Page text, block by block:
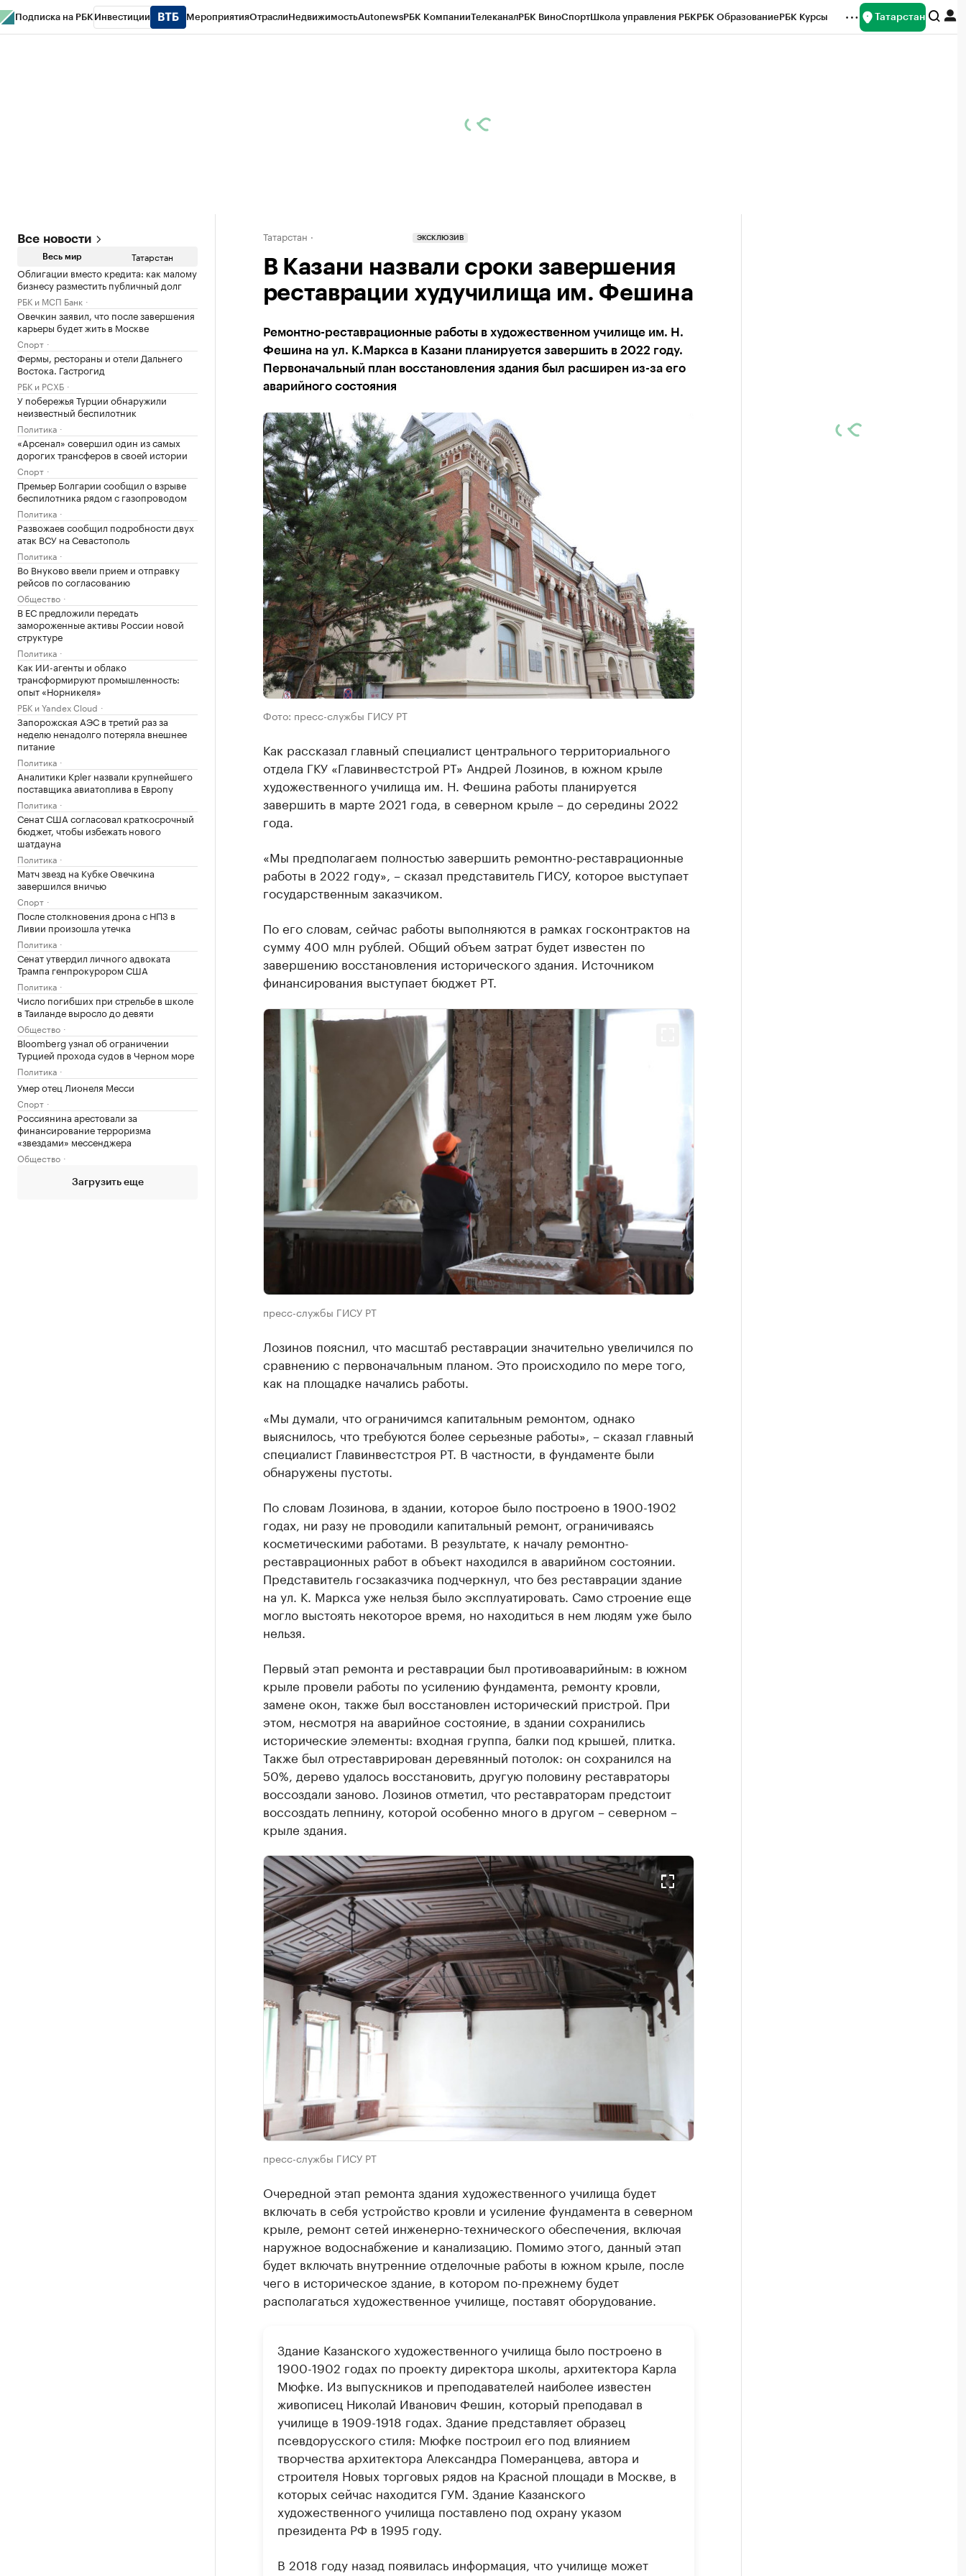
Подписка на РБК Инвестиции МероприятияОтраслиНедвижимостьAutonewsРБК КомпанииТелеканалРБК ВиноСпортШкола управления РБКРБК ОбразованиеРБК Курсы Татарстан
Все новости
Весь мир Татарстан
Облигации вместо кредита: как малому
бизнесу разместить публичный долг
РБК и МСП Банк
Овечкин заявил, что после завершения
карьеры будет жить в Москве
Спорт
Фермы, рестораны и отели Дальнего
Востока. Гастрогид
РБК и РСХБ
У побережья Турции обнаружили
неизвестный беспилотник
Политика
«Арсенал» совершил один из самых
дорогих трансферов в своей истории
Спорт
Премьер Болгарии сообщил о взрыве
беспилотника рядом с газопроводом
Политика
Развожаев сообщил подробности двух
атак ВСУ на Севастополь
Политика
Во Внуково ввели прием и отправку
рейсов по согласованию
Общество
В ЕС предложили передать
замороженные активы России новой
структуре
Политика
Как ИИ-агенты и облако
трансформируют промышленность:
опыт «Норникеля»
РБК и Yandex Cloud
Запорожская АЭС в третий раз за
неделю ненадолго потеряла внешнее
питание
Политика
Аналитики Kpler назвали крупнейшего
поставщика авиатоплива в Европу
Политика
Сенат США согласовал краткосрочный
бюджет, чтобы избежать нового
шатдауна
Политика
Матч звезд на Кубке Овечкина
завершился вничью
Спорт
После столкновения дрона с НПЗ в
Ливии произошла утечка
Политика
Сенат утвердил личного адвоката
Трампа генпрокурором США
Политика
Число погибших при стрельбе в школе
в Таиланде выросло до девяти
Общество
Bloomberg узнал об ограничении
Турцией прохода судов в Черном море
Политика
Умер отец Лионеля Месси
Спорт
Россиянина арестовали за
финансирование терроризма
«звездами» мессенджера
Общество
Загрузить еще
Татарстан ЭКСКЛЮЗИВ
В Казани назвали сроки завершения
реставрации худучилища им. Фешина
Ремонтно-реставрационные работы в художественном училище им. Н.
Фешина на ул. К.Маркса в Казани планируется завершить в 2022 году.
Первоначальный план восстановления здания был расширен из-за его
аварийного состояния
Фото: пресс-службы ГИСУ РТ
Как рассказал главный специалист центрального территориального
отдела ГКУ «Главинвестстрой РТ» Андрей Лозинов, в южном крыле
художественного училища им. Н. Фешина работы планируется
завершить в марте 2021 года, в северном крыле – до середины 2022
года.
«Мы предполагаем полностью завершить ремонтно-реставрационные
работы в 2022 году», – сказал представитель ГИСУ, которое выступает
государственным заказчиком.
По его словам, сейчас работы выполняются в рамках госконтрактов на
сумму 400 млн рублей. Общий объем затрат будет известен по
завершению восстановления исторического здания. Источником
финансирования выступает бюджет РТ.
пресс-службы ГИСУ РТ
Лозинов пояснил, что масштаб реставрации значительно увеличился по
сравнению с первоначальным планом. Это происходило по мере того,
как на площадке начались работы.
«Мы думали, что ограничимся капитальным ремонтом, однако
выяснилось, что требуются более серьезные работы», – сказал главный
специалист Главинвестстроя РТ. В частности, в фундаменте были
обнаружены пустоты.
По словам Лозинова, в здании, которое было построено в 1900-1902
годах, ни разу не проводили капитальный ремонт, ограничиваясь
косметическими работами. В результате, к началу ремонтно-
реставрационных работ в объект находился в аварийном состоянии.
Представитель госзаказчика подчеркнул, что без реставрации здание
на ул. К. Маркса уже нельзя было эксплуатировать. Само строение еще
могло выстоять некоторое время, но находиться в нем людям уже было
нельзя.
Первый этап ремонта и реставрации был противоаварийным: в южном
крыле провели работы по усилению фундамента, ремонту кровли,
замене окон, также был восстановлен исторический пристрой. При
этом, несмотря на аварийное состояние, в здании сохранились
исторические элементы: входная группа, балки под крышей, плитка.
Также был отреставрирован деревянный потолок: он сохранился на
50%, дерево удалось восстановить, другую половину реставраторы
воссоздали заново. Лозинов отметил, что реставраторам предстоит
воссоздать лепнину, которой особенно много в другом – северном –
крыле здания.
пресс-службы ГИСУ РТ
Очередной этап ремонта здания художественного училища будет
включать в себя устройство кровли и усиление фундамента в северном
крыле, ремонт сетей инженерно-технического обеспечения, включая
наружное водоснабжение и канализацию. Помимо этого, данный этап
будет включать внутренние отделочные работы в южном крыле, после
чего в историческое здание, в котором по-прежнему будет
располагаться художественное училище, поставят оборудование.
Здание Казанского художественного училища было построено в
1900-1902 годах по проекту директора школы, архитектора Карла
Мюфке. Из выпускников и преподавателей наиболее известен
живописец Николай Иванович Фешин, который преподавал в
училище в 1909-1918 годах. Здание представляет образец
псевдорусского стиля: Мюфке построил его под влиянием
творчества архитектора Александра Померанцева, автора и
строителя Новых торговых рядов на Красной площади в Москве, в
которых сейчас находится ГУМ. Здание Казанского
художественного училища поставлено под охрану указом
президента РФ в 1995 году.
В 2018 году назад появилась информация, что училище может